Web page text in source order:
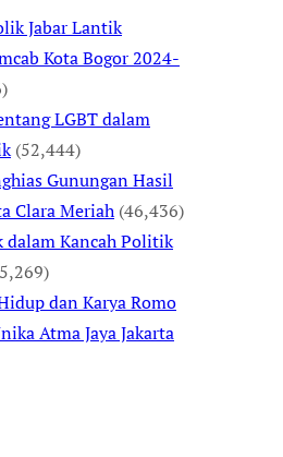
Jabar Lantik
Kota Bogor 2024-
LGBT dalam
(52,444)
Gunungan Hasil
Clara Meriah (46,436)
dalam Kancah Politik
dan Karya Romo
Atma Jaya Jakarta